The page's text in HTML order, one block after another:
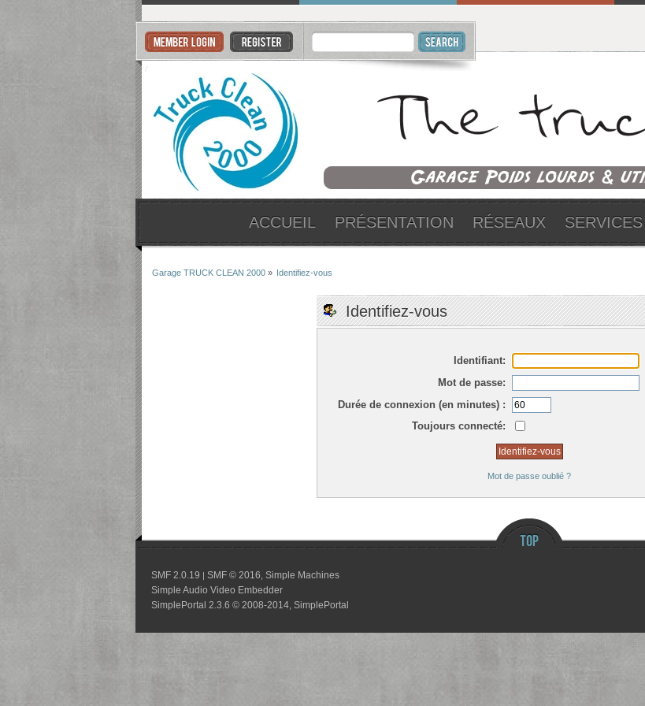
ACCUEIL PRÉSENTATION RÉSEAUX SERVICES
Garage TRUCK CLEAN 2000» Identifiez-vous
Identifiez-vous
Identifiant:
Mot de passe:
Durée de connexion (en minutes) :
Toujours connecté:
Mot de passe oublié ?
SMF 2.0.19 | SMF © 2016 Simple Machines
Simple Audio Video Embedder
SimplePortal 2.3.6 © 2008-2014, SimplePortal